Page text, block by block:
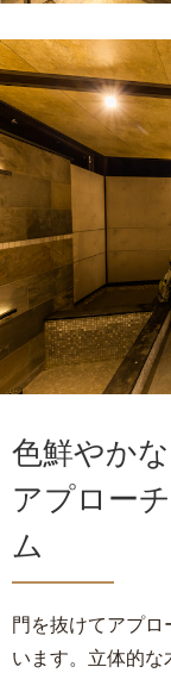
色鮮やか
アプロー
ム
門を抜けてアプ
います。立体的